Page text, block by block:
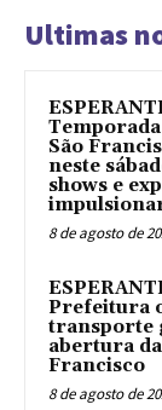
Ultimas
São
neste
shows e
8 de agosto de
Prefeitura
transporte
abertura
Francisco
8 de agosto de